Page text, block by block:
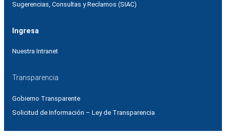
Sugerencias, Consultas y Reclamos (SIAC)
Ingresa
Nuestra Intranet
Transparencia
Gobierno Transparente
Solicitud de Información – Ley de Transparencia